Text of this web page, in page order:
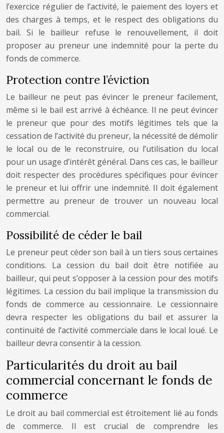
l’exercice régulier de l’activité, le paiement des loyers et
des charges à temps, et le respect des obligations du
bail. Si le bailleur refuse le renouvellement, il doit
proposer au preneur une indemnité pour la perte du
fonds de commerce.
Protection contre l’éviction
Le bailleur ne peut pas évincer le preneur facilement,
même si le bail est arrivé à échéance. Il ne peut évincer
le preneur que pour des motifs légitimes tels que la
cessation de l’activité du preneur, la nécessité de démolir
le local ou de le reconstruire, ou l’utilisation du local
pour un usage d’intérêt général. Dans ces cas, le bailleur
doit respecter des procédures spécifiques pour évincer
le preneur et lui offrir une indemnité. Il doit également
permettre au preneur de trouver un nouveau local
commercial.
Possibilité de céder le bail
Le preneur peut céder son bail à un tiers sous certaines
conditions. La cession du bail doit être notifiée au
bailleur, qui peut s’opposer à la cession pour des motifs
légitimes. La cession du bail implique la transmission du
fonds de commerce au cessionnaire. Le cessionnaire
devra respecter les obligations du bail et assurer la
continuité de l’activité commerciale dans le local loué. Le
bailleur devra consentir à la cession.
Particularités du droit au bail
commercial concernant le fonds de
commerce
Le droit au bail commercial est étroitement lié au fonds
de commerce. Il est crucial de comprendre les